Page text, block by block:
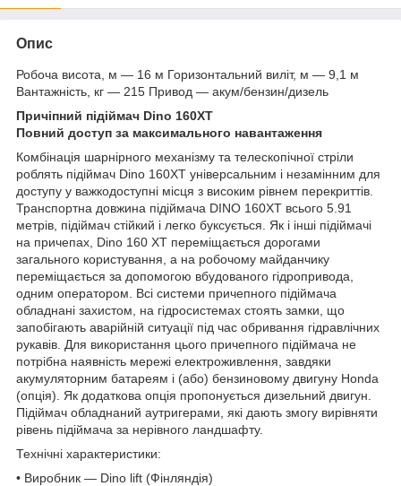
Опис
Робоча висота, м — 16 м Горизонтальний виліт, м — 9,1 м
Вантажність, кг — 215 Привод — акум/бензин/дизель
Причіпний підіймач Dino 160XT
Повний доступ за максимального навантаження
Комбінація шарнірного механізму та телескопічної стріли
роблять підіймач Dino 160XT універсальним і незамінним для
доступу у важкодоступні місця з високим рівнем перекриттів.
Транспортна довжина підіймача DINO 160XT всього 5.91
метрів, підіймач стійкий і легко буксується. Як і інші підіймачі
на причепах, Dino 160 XT переміщається дорогами
загального користування, а на робочому майданчику
переміщається за допомогою вбудованого гідропривода,
одним оператором. Всі системи причепного підіймача
обладнані захистом, на гідросистемах стоять замки, що
запобігають аварійній ситуації під час обривання гідравлічних
рукавів. Для використання цього причепного підіймача не
потрібна наявність мережі електроживлення, завдяки
акумуляторним батареям і (або) бензиновому двигуну Honda
(опція). Як додаткова опція пропонується дизельний двигун.
Підіймач обладнаний аутригерами, які дають змогу вирівняти
рівень підіймача за нерівного ландшафту.
Технічні характеристики:
• Виробник — Dino lift (Фінляндія)